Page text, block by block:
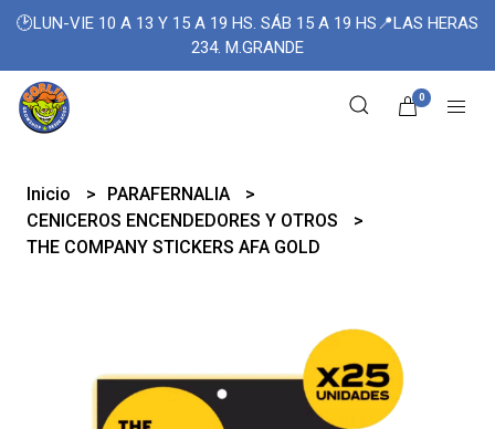
🕑LUN-VIE 10 A 13 Y 15 A 19 HS. SÁB 15 A 19 HS📍LAS HERAS
234. M.GRANDE
0
Inicio
PARAFERNALIA
CENICEROS ENCENDEDORES Y OTROS
THE COMPANY STICKERS AFA GOLD